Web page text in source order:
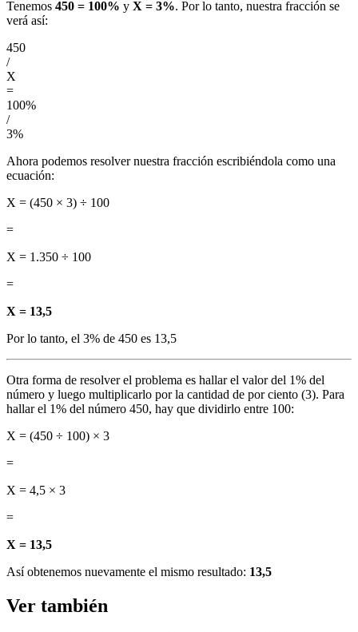
Tenemos 450 = 100% y X = 3%. Por lo tanto, nuestra fracción se
verá así:
450
/
X
=
100%
/
3%
Ahora podemos resolver nuestra fracción escribiéndola como una
ecuación:
X = (450 × 3) ÷ 100
=
X = 1.350 ÷ 100
=
X = 13,5
Por lo tanto, el 3% de 450 es 13,5
Otra forma de resolver el problema es hallar el valor del 1% del
número y luego multiplicarlo por la cantidad de por ciento (3). Para
hallar el 1% del número 450, hay que dividirlo entre 100:
X = (450 ÷ 100) × 3
=
X = 4,5 × 3
=
X = 13,5
Así obtenemos nuevamente el mismo resultado: 13,5
Ver también